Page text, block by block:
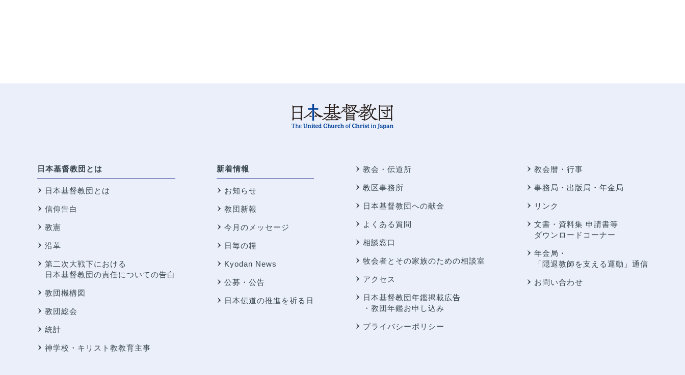
日本基督教団とは
日本基督教団とは
信仰告白
教憲
沿革
第二次大戦下における
日本基督教団の責任についての告白
教団機構図
教団総会
統計
神学校・キリスト教教育主事
新着情報
お知らせ
教団新報
今月のメッセージ
日毎の糧
Kyodan News
公募・公告
日本伝道の推進を祈る日
教会・伝道所
教区事務所
日本基督教団への献金
よくある質問
相談窓口
牧会者とその家族のための相談室
アクセス
日本基督教団年鑑掲載広告
・教団年鑑お申し込み
プライバシーポリシー
教会暦・行事
事務局・出版局・年金局
リンク
文書・資料集 申請書等
ダウンロードコーナー
年金局・
「隠退教師を支える運動」通信
お問い合わせ